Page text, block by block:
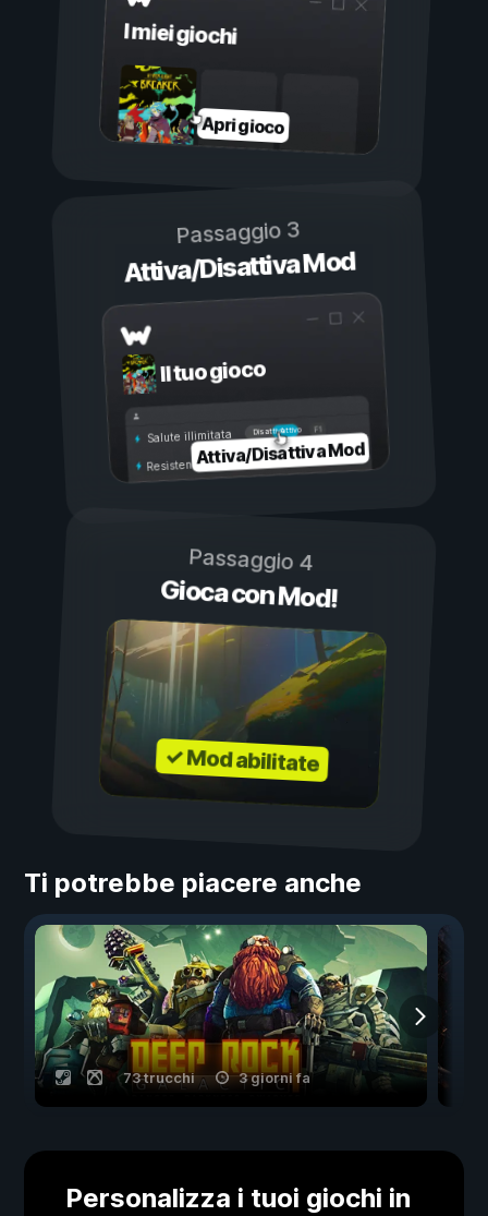
I miei giochi
Apri gioco
Passaggio 3
Attiva/Disattiva Mod
Il tuo gioco
Attivo
Disattivo
Salute illimitata
Resistenza illimitata
Attiva/Disattiva Mod
Passaggio 4
Gioca con Mod!
✓ Mod abilitate
Ti potrebbe piacere anche
73 trucchi 3 giorni fa
Personalizza i tuoi giochi in